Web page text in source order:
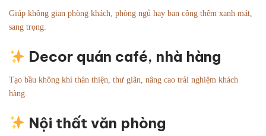
Giúp không gian phòng khách, phòng ngủ hay ban công thêm xanh mát,
sang trọng.
Decor quán café, nhà hàng
Tạo bầu không khí thân thiện, thư giãn, nâng cao trải nghiệm khách
hàng.
Nội thất văn phòng